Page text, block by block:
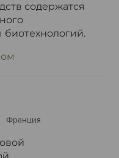
содержатся
Франция